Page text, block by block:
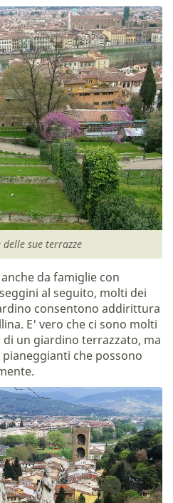
sue terrazze
da famiglie con
al seguito, molti dei
consentono addirittura
E' vero che ci sono molti
un giardino terrazzato, ma
che possono